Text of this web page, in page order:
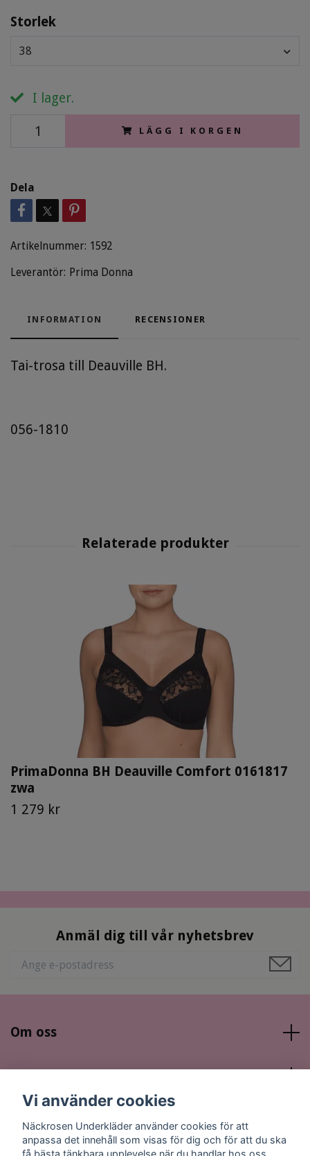
Storlek
38
I lager.
LÄGG I KORGEN
Dela
Artikelnummer: 1592
Leverantör: Prima Donna
INFORMATION RECENSIONER
Tai-trosa till Deauville BH.
056-1810
PrimaDonna BH Deauville Comfort 0161817
zwa
1 279 kr
Anmäl dig till vår nyhetsbrev
Om oss
Sociala medier
Vi använder cookies
Näckrosen Underkläder använder cookies för att
anpassa det innehåll som visas för dig och för att du ska
få bästa tänkbara upplevelse när du handlar hos oss.